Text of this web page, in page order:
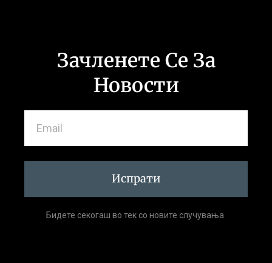
Зачленете Се За
Новости
Испрати
Бидете секогаш во тек со новите случувања